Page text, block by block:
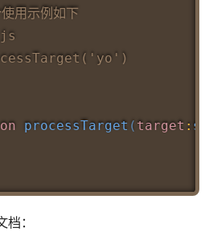
用示例如下
processTarget ( target :
：